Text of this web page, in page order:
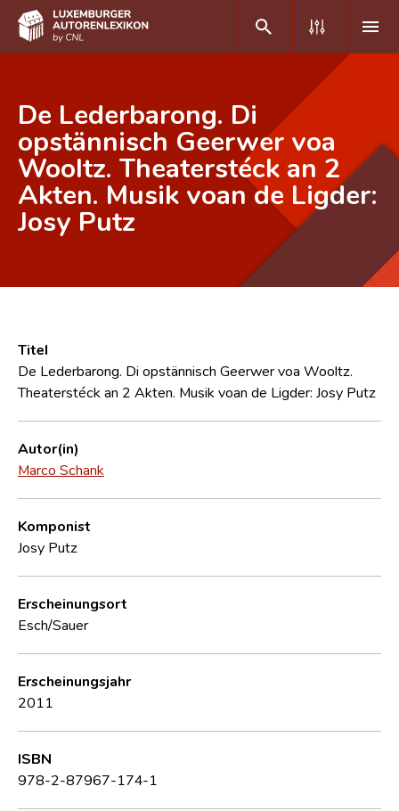
DE FR
Home
Autor(inn)en A-Z
Erweiterte Suche
Forschungsgruppe
Kontakt
De Lederbarong. Di
opstännisch Geerwer voa
Wooltz. Theaterstéck an 2
Akten. Musik voan de Ligder:
Josy Putz
Titel
De Lederbarong. Di opstännisch Geerwer voa Wooltz.
Theaterstéck an 2 Akten. Musik voan de Ligder: Josy Putz
Autor(in)
Marco Schank
Komponist
Josy Putz
Erscheinungsort
Esch/Sauer
Erscheinungsjahr
2011
ISBN
978-2-87967-174-1